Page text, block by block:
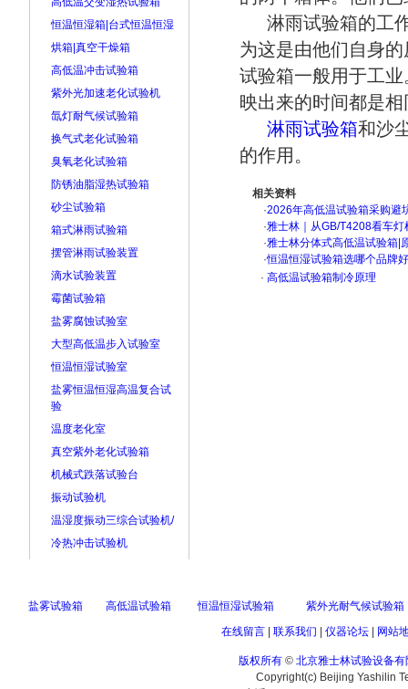
恒温恒湿箱|台式恒温恒湿
烘箱|真空干燥箱
高低温冲击试验箱
紫外光加速老化试验机
氙灯耐气候试验箱
换气式老化试验箱
臭氧老化试验箱
防锈油脂湿热试验箱
砂尘试验箱
箱式淋雨试验箱
摆管淋雨试验装置
滴水试验装置
霉菌试验箱
盐雾腐蚀试验室
大型高低温步入试验室
恒温恒湿试验室
盐雾恒温恒湿高温复合试
验
温度老化室
真空紫外老化试验箱
机械式跌落试验台
振动试验机
温湿度振动三综合试验机/
冷热冲击试验机
淋雨试验箱的工作
为这是由他们自身
试验箱一般用于工
映出来的时间都是
淋雨试验箱和沙
的作用。
相关资料
·2026年高低温试验箱采购
·雅士林｜从GB/T4208看车
·雅士林分体式高低温试验箱|
·恒温恒湿试验箱选哪个品牌
· 高低温试验箱制冷原理
盐雾试验箱 高低温试验箱 恒温恒湿试验箱
紫外光耐气候试验箱
在线留言| 联系我们 仪器论坛| 网站
版权所有 © 北京雅士林试验设备有
Copyright(c) Beijing Yashilin